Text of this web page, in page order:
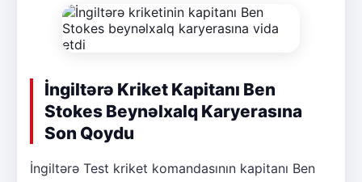
İngiltərə Kriket Kapitanı Ben
Stokes Beynəlxalq Karyerasına
Son Qoydu
İngiltərə Test kriket komandasının kapitanı Ben